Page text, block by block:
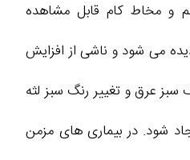
و مخاط کام قابل مشاهده
می شود و ناشی از افزایش
عرق و تغییر رنگ سبز لثه
شود. در بیماری های مزمن